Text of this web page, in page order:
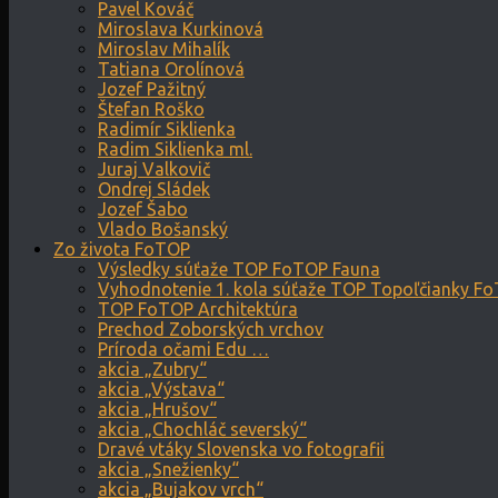
Pavel Kováč
Miroslava Kurkinová
Miroslav Mihalík
Tatiana Orolínová
Jozef Pažitný
Štefan Roško
Radimír Siklienka
Radim Siklienka ml.
Juraj Valkovič
Ondrej Sládek
Jozef Šabo
Vlado Bošanský
Zo života FoTOP
Výsledky súťaže TOP FoTOP Fauna
Vyhodnotenie 1. kola súťaže TOP Topoľčianky
TOP FoTOP Architektúra
Prechod Zoborských vrchov
Príroda očami Edu …
akcia „Zubry“
akcia „Výstava“
akcia „Hrušov“
akcia „Chochláč severský“
Dravé vtáky Slovenska vo fotografii
akcia „Snežienky“
akcia „Bujakov vrch“